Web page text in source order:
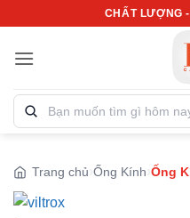
nội
CHẤT LƯỢNG
Tìm
kiếm
phẩm:
Trang chủ Ống Kính Ống